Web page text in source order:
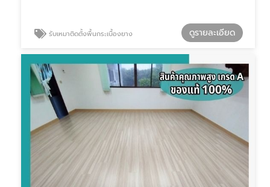
รับเหมาติดตั้งพื้นกระเบื้องยาง ดูรายละเอียด